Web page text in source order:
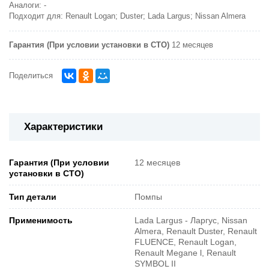
Аналоги: -
Подходит для: Renault Logan; Duster; Lada Largus; Nissan Almera
Гарантия (При условии установки в СТО) 12 месяцев
Поделиться
Характеристики
Гарантия (При условии
установки в СТО)
12 месяцев
Тип детали Помпы
Применимость
Lada Largus - Ларгус, Nissan
Almera, Renault Duster, Renault
FLUENCE, Renault Logan,
Renault Megane l, Renault
SYMBOL II